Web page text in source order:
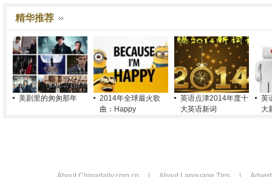
精华推荐
美剧里的匆匆那年
2014年全球最火歌
曲：Happy
英语点津2014年度十
大英语新词
英
大